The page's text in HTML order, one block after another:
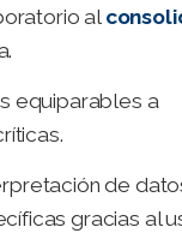
al
equiparables a
de
gracias al